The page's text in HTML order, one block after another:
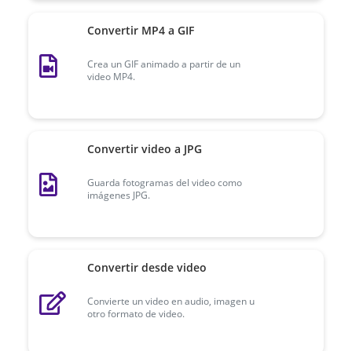
Convertir MP4 a GIF
Crea un GIF animado a partir de un
video MP4.
Convertir video a JPG
Guarda fotogramas del video como
imágenes JPG.
Convertir desde video
Convierte un video en audio, imagen u
otro formato de video.